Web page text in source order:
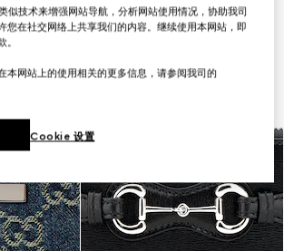
技术来增强网站导航，分析网站使用情况，协助我司
您在社交网络上共享我们的内容。继续使用本网站，即
本网站上的使用相关的更多信息，请参阅我司的
Cookie 设置